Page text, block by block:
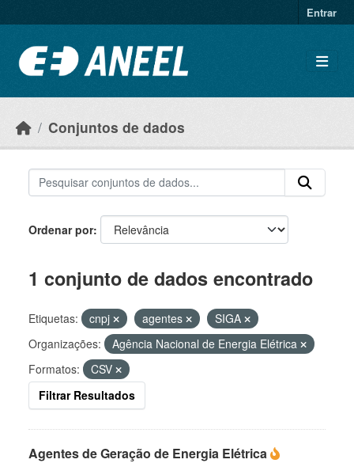
Entrar
Conjuntos de dados
Ordenar por
1 conjunto de dados encontrado
Etiquetas: cnpj agentes
SIGA
Organizações:
Agência Nacional de Energia Elétrica
Formatos:
CSV
Filtrar Resultados
Agentes de Geração de Energia Elétrica